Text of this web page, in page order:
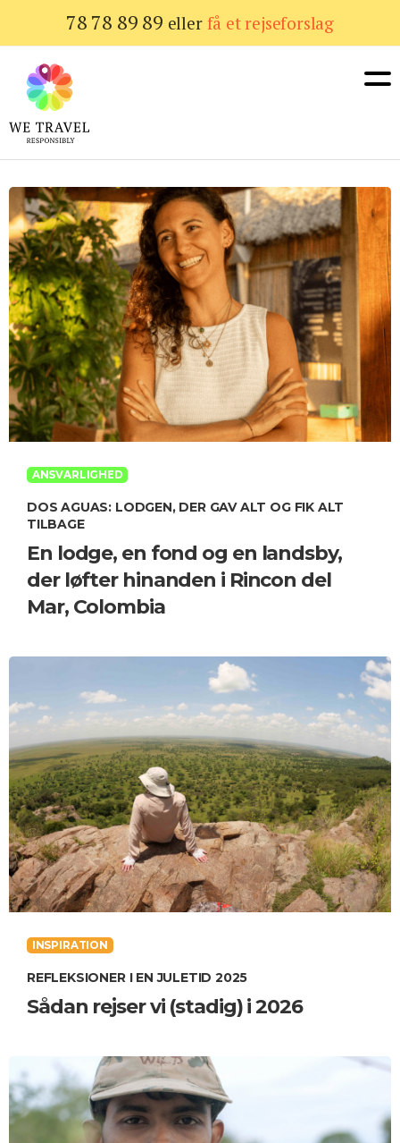
til
hovedindhold
78 78 89 89 eller få et rejseforslag
ANSVARLIGHED
DOS AGUAS: LODGEN, DER GAV ALT OG FIK ALT
TILBAGE
En lodge, en fond og en landsby,
der løfter hinanden i Rincon del
Mar, Colombia
INSPIRATION
REFLEKSIONER I EN JULETID 2025
Sådan rejser vi (stadig) i 2026